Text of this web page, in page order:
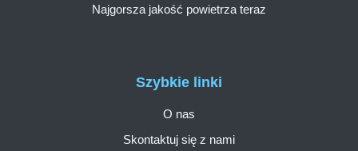
Szybkie linki
O nas
Skontaktuj się z nami
Najgorsza jakość powietrza teraz